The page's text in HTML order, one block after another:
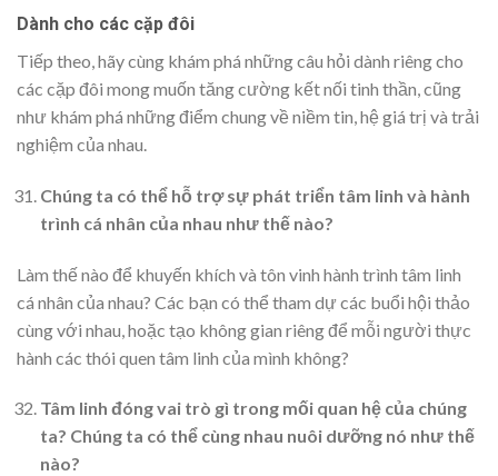
Dành cho các cặp đôi
Tiếp theo, hãy cùng khám phá những câu hỏi dành riêng cho
các cặp đôi mong muốn tăng cường kết nối tinh thần, cũng
như khám phá những điểm chung về niềm tin, hệ giá trị và trải
nghiệm của nhau.
Chúng ta có thể hỗ trợ sự phát triển tâm linh và hành
trình cá nhân của nhau như thế nào?
Làm thế nào để khuyến khích và tôn vinh hành trình tâm linh
cá nhân của nhau? Các bạn có thể tham dự các buổi hội thảo
cùng với nhau, hoặc tạo không gian riêng để mỗi người thực
hành các thói quen tâm linh của mình không?
Tâm linh đóng vai trò gì trong mối quan hệ của chúng
ta? Chúng ta có thể cùng nhau nuôi dưỡng nó như thế
nào?